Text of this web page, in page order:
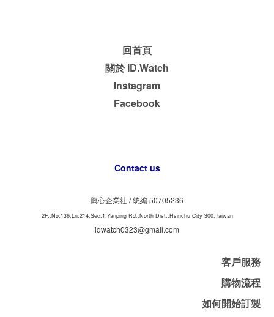
回首頁
關於 ID.Watch
Instagram
Facebook
Contact us
興心企業社 /統編 50705236
2F.,No.136,Ln.214,Sec.1,Yanping Rd.,North Dist.,Hsinchu City 300,Taiwan
idwatch0323@gmail.com
客戶服務
購物流程
如何開始訂製